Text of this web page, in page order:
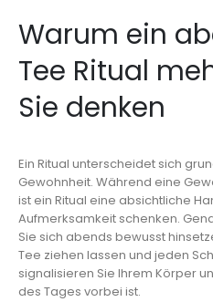
Warum ein
Tee Ritual
Sie denken
Ein Ritual unterscheidet sich
Gewohnheit. Während eine
ist ein Ritual eine absichtliche
Aufmerksamkeit schenken.
Sie sich abends bewusst
Tee ziehen lassen und jeden
signalisieren Sie Ihrem Körper
des Tages vorbei ist.